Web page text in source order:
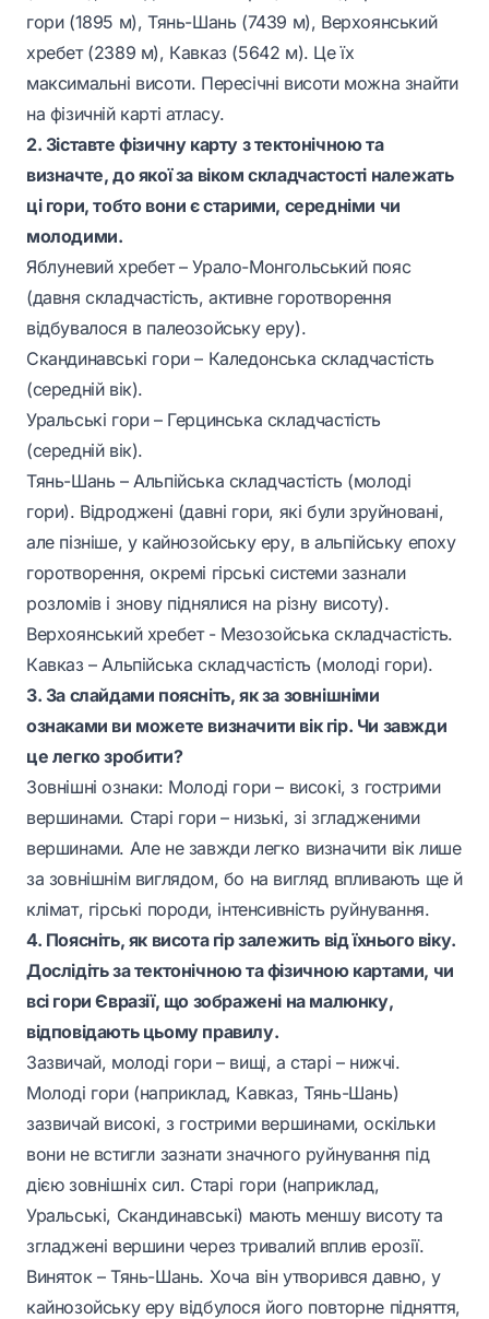
гори (1895 м), Тянь-Шань (7439 м), Верхоянський
хребет (2389 м), Кавказ (5642 м). Це їх
максимальні висоти. Пересічні висоти можна знайти
на фізичній карті атласу.
2. Зіставте фізичну карту з тектонічною та
визначте, до якої за віком складчастості належать
ці гори, тобто вони є старими, середніми чи
молодими.
Яблуневий хребет – Урало-Монгольський пояс
(давня складчастість, активне горотворення
відбувалося в палеозойську еру).
Скандинавські гори – Каледонська складчастість
(середній вік).
Уральські гори – Герцинська складчастість
(середній вік).
Тянь-Шань – Альпійська складчастість (молоді
гори). Відроджені (давні гори, які були зруйновані,
але пізніше, у кайнозойську еру, в альпійську епоху
горотворення, окремі гірські системи зазнали
розломів і знову піднялися на різну висоту).
Верхоянський хребет - Мезозойська складчастість.
Кавказ – Альпійська складчастість (молоді гори).
3. За слайдами поясніть, як за зовнішніми
ознаками ви можете визначити вік гір. Чи завжди
це легко зробити?
Зовнішні ознаки: Молоді гори – високі, з гострими
вершинами. Старі гори – низькі, зі згладженими
вершинами. Але не завжди легко визначити вік лише
за зовнішнім виглядом, бо на вигляд впливають ще й
клімат, гірські породи, інтенсивність руйнування.
4. Поясніть, як висота гір залежить від їхнього віку.
Дослідіть за тектонічною та фізичною картами, чи
всі гори Євразії, що зображені на малюнку,
відповідають цьому правилу.
Зазвичай, молоді гори – вищі, а старі – нижчі.
Молоді гори (наприклад, Кавказ, Тянь-Шань)
зазвичай високі, з гострими вершинами, оскільки
вони не встигли зазнати значного руйнування під
дією зовнішніх сил. Старі гори (наприклад,
Уральські, Скандинавські) мають меншу висоту та
згладжені вершини через тривалий вплив ерозії.
Виняток – Тянь-Шань. Хоча він утворився давно, у
кайнозойську еру відбулося його повторне підняття,